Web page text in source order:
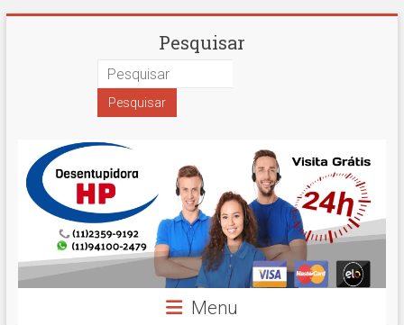
Desentupidora
Paulo
Hidro
Prime
Pesquisar
Menu